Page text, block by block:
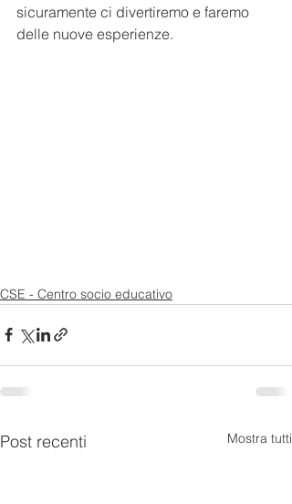
sicuramente ci divertiremo e faremo
delle nuove esperienze.
CSE - Centro socio educativo
Post recenti Mostra tutti